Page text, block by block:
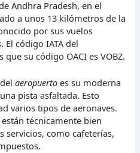
Andhra Pradesh, en el
a unos 13 kilómetros de la
por sus vuelos
El código IATA del
su código OACI es VOBZ.
delaeropuerto es su moderna
pista asfaltada. Esto
varios tipos de aeronaves.
técnicamente bien
servicios, como cafeterías,